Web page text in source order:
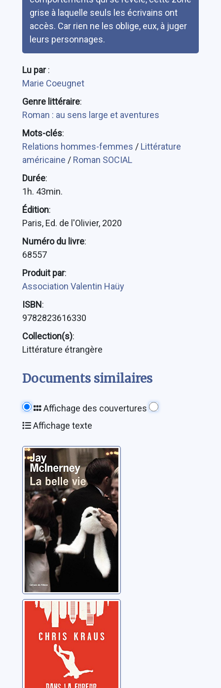
grise à laquelle seuls les écrivains ont
accès. Car rien ne les oblige, eux, à juger
leurs personnages.
Lu par:
Marie Coeugnet
Genre littéraire:
Roman : au sens large et aventures
Mots-clés:
Relations hommes-femmes / Littérature
américaine / Roman SOCIAL
Durée:
1h. 43min.
Édition:
Paris, Ed. de l'Olivier, 2020
Numéro du livre:
68557
Produit par:
Association Valentin Haüy
ISBN:
9782823616330
Collection(s):
Littérature étrangère
Documents similaires
Affichage des couvertures
Affichage texte
La belle vie
McInerney, Jay
Dans la fureur
du monde
Kraus, Chris